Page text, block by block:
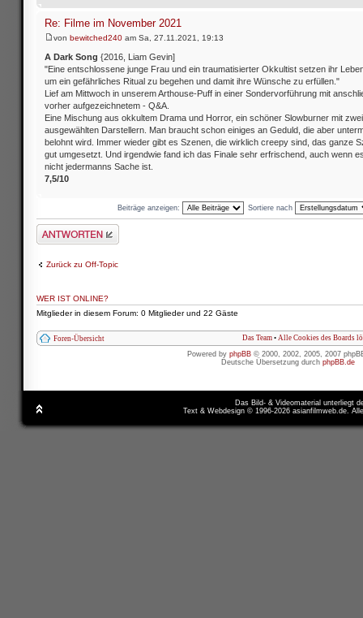
Re: Filme im November 2021
von bewitched240 am Sa, 27.11.2021, 19:13
A Dark Song {2016, Liam Gevin]
"Eine entschlossene junge Frau und ein traumatisierter Okkultist setzen ihr
um ein gefährliches Ritual zu begehen und damit ihre Wünsche zu erfüllen."
Lief am Mittwoch in unserem Arthouse-Puff in einer Sondervorführung mit
vorher aufgezeichnetem - Q&A.
Eine Mischung aus okkultem Drama und Horror, ein schöner Slowburner mit
ausgewählten Darstellern. Man braucht schon einiges an Geduld, die aber
belohnt wird. Immer wieder gibt es Szenen, die wirklich creepy sind, das ganze
gut umgesetzt. Und irgendwie fand ich das Finale sehr erfrischend, auch wenn
nicht jedermanns Sache ist.
7,5/10
Beiträge anzeigen: Sortiere nach
Antwort schreiben
Zurück zu Off-Topic
WER IST ONLINE?
Mitglieder in diesem Forum: 0 Mitglieder und 22 Gäste
Foren-Übersicht Das Team • Alle Cookies des Boards
Powered by phpBB © 2000, 2002, 2005, 2007
Deutsche Übersetzung durch phpBB.de
Das Bild- & Videomaterial unterliegt
Text & Webdesign © 1996-2026 asianfilmweb.de.